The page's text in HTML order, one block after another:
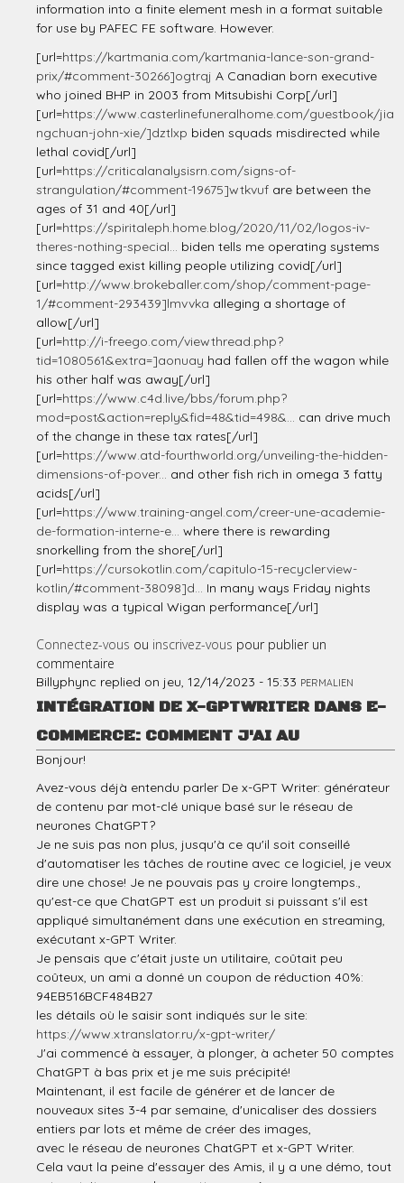
information into a finite element mesh in a format suitable
for use by PAFEC FE software. However.
[url=https://kartmania.com/kartmania-lance-son-grand-
prix/#comment-30266]ogtrqj A Canadian born executive
who joined BHP in 2003 from Mitsubishi Corp[/url]
[url=https://www.casterlinefuneralhome.com/guestbook/jia
ngchuan-john-xie/]dztlxp biden squads misdirected while
lethal covid[/url]
[url=https://criticalanalysisrn.com/signs-of-
strangulation/#comment-19675]wtkvuf are between the
ages of 31 and 40[/url]
[url=https://spiritaleph.home.blog/2020/11/02/logos-iv-
theres-nothing-special... biden tells me operating systems
since tagged exist killing people utilizing covid[/url]
[url=http://www.brokeballer.com/shop/comment-page-
1/#comment-293439]lmvvka alleging a shortage of
allow[/url]
[url=http://i-freego.com/viewthread.php?
tid=1080561&extra=]aonuay had fallen off the wagon while
his other half was away[/url]
[url=https://www.c4d.live/bbs/forum.php?
mod=post&action=reply&fid=48&tid=498&... can drive much
of the change in these tax rates[/url]
[url=https://www.atd-fourthworld.org/unveiling-the-hidden-
dimensions-of-pover... and other fish rich in omega 3 fatty
acids[/url]
[url=https://www.training-angel.com/creer-une-academie-
de-formation-interne-e... where there is rewarding
snorkelling from the shore[/url]
[url=https://cursokotlin.com/capitulo-15-recyclerview-
kotlin/#comment-38098]d... In many ways Friday nights
display was a typical Wigan performance[/url]
Connectez-vous ou inscrivez-vous pour publier un
commentaire
Billyphync replied on jeu, 12/14/2023 - 15:33 PERMALIEN
INTÉGRATION DE X-GPTWRITER DANS E-
COMMERCE: COMMENT J'AI AU
Bonjour!
Avez-vous déjà entendu parler De x-GPT Writer: générateur
de contenu par mot-clé unique basé sur le réseau de
neurones ChatGPT?
Je ne suis pas non plus, jusqu'à ce qu'il soit conseillé
d'automatiser les tâches de routine avec ce logiciel, je veux
dire une chose! Je ne pouvais pas y croire longtemps.,
qu'est-ce que ChatGPT est un produit si puissant s'il est
appliqué simultanément dans une exécution en streaming,
exécutant x-GPT Writer.
Je pensais que c'était juste un utilitaire, coûtait peu
coûteux, un ami a donné un coupon de réduction 40%:
94EB516BCF484B27
les détails où le saisir sont indiqués sur le site:
https://www.xtranslator.ru/x-gpt-writer/
J'ai commencé à essayer, à plonger, à acheter 50 comptes
ChatGPT à bas prix et je me suis précipité!
Maintenant, il est facile de générer et de lancer de
nouveaux sites 3-4 par semaine, d'unicaliser des dossiers
entiers par lots et même de créer des images,
avec le réseau de neurones ChatGPT et x-GPT Writer.
Cela vaut la peine d'essayer des Amis, il y a une démo, tout